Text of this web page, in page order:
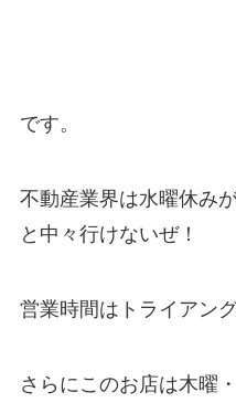
です。
不動産業界は水曜休み
と中々行けないぜ！
営業時間はトライアン
さらにこのお店は木曜